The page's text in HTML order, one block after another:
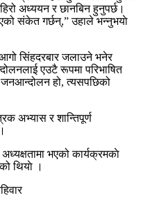
अध्ययन र छानबिन हुनुपर्छ।
संकेत गर्छन्,” उहाले भन्नुभयाे
सिंहदरबार जलाउने भनेर
एउटै रूपमा परिभाषित
हो, त्यसपछिको
अभ्यास र शान्तिपूर्ण
भएको कार्यक्रमकाे
थियाे ।